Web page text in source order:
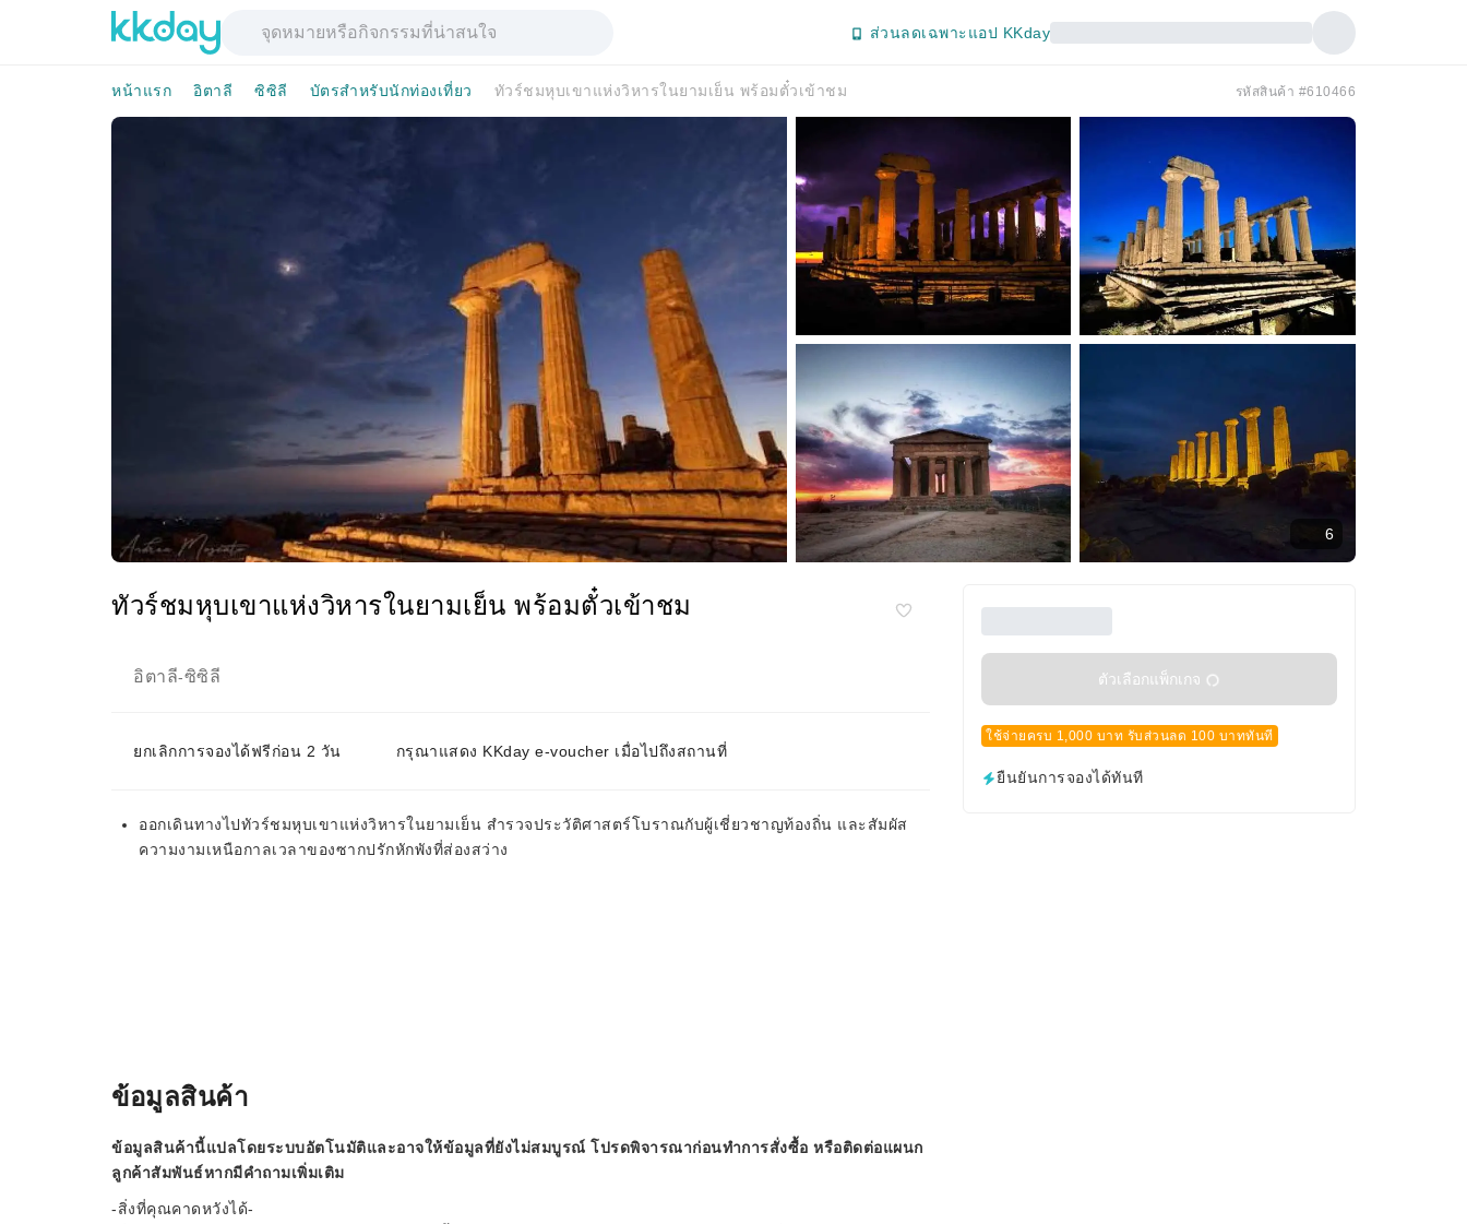
ส่วนลดเฉพาะแอป KKday
หน้าแรก อิตาลี ซิซิลี บัตรสำหรับนักท่องเที่ยว ทัวร์ชมหุบเขาแห่งวิหารในยามเย็น พร้อมตั๋วเข้าชม รหัสสินค้า #610466
6
ทัวร์ชมหุบเขาแห่งวิหารในยามเย็น พร้อมตั๋วเข้าชม
อิตาลี-ซิซิลี
ยกเลิกการจองได้ฟรีก่อน 2 วัน กรุณาแสดง KKday e-voucher เมื่อไปถึงสถานที่
ออกเดินทางไปทัวร์ชมหุบเขาแห่งวิหารในยามเย็น สำรวจประวัติศาสตร์โบราณกับผู้เชี่ยวชาญท้องถิ่น และสัมผัส
ความงามเหนือกาลเวลาของซากปรักหักพังที่ส่องสว่าง
ตัวเลือกแพ็กเกจ
ใช้จ่ายครบ 1,000 บาท รับส่วนลด 100 บาททันที
ยืนยันการจองได้ทันที
ข้อมูลสินค้า
ข้อมูลสินค้านี้แปลโดยระบบอัตโนมัติและอาจให้ข้อมูลที่ยังไม่สมบูรณ์ โปรดพิจารณาก่อนทำการสั่งซื้อ หรือติดต่อแผนก
ลูกค้าสัมพันธ์หากมีคำถามเพิ่มเติม
-สิ่งที่คุณคาดหวังได้-